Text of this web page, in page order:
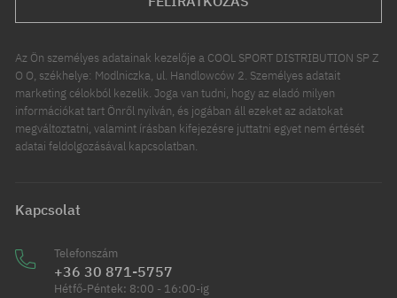
Az Ön személyes adatainak kezelője a COOL SPORT DISTRIBUTION SP Z
O O, székhelye: Modlniczka, ul. Handlowców 2. Személyes adatait
marketing célokból kezelik. Joga van tudni, hogy az eladó milyen
információkat tart Önről nyilván, és jogában áll ezeket az adatokat
megváltoztatni, valamint írásban kifejezésre juttatni egyet nem értését
adatai feldolgozásával kapcsolatban.
Kapcsolat
Telefonszám
+36 30 871-5757
Hétfő-Péntek: 8:00 - 16:00-ig